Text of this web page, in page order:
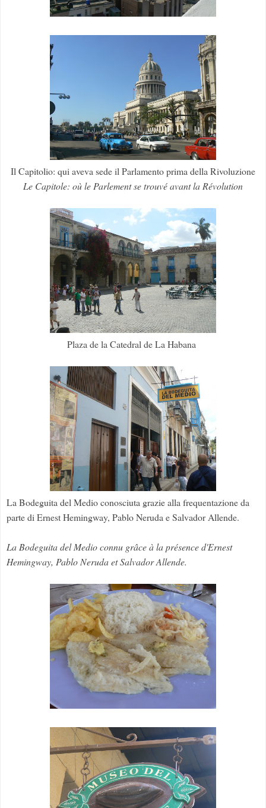
Il Capitolio: qui aveva sede il Parlamento prima della Rivoluzione
Le Capitole: où le Parlement se trouvé avant la Révolution
Plaza de la Catedral de La Habana
La Bodeguita del Medio conosciuta grazie alla frequentazione da
parte di Ernest Hemingway, Pablo Neruda e Salvador Allende.
La Bodeguita del Medio connu grâce à la présence d'Ernest
Hemingway, Pablo Neruda et Salvador Allende.